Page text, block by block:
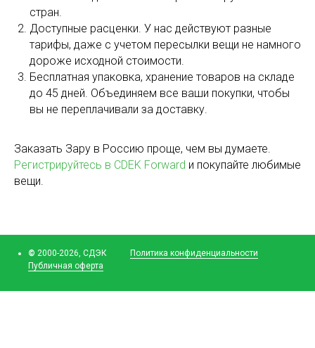
стран.
Доступные расценки. У нас действуют разные
тарифы, даже с учетом пересылки вещи не намного
дороже исходной стоимости.
Бесплатная упаковка, хранение товаров на складе
до 45 дней. Объединяем все ваши покупки, чтобы
вы не переплачивали за доставку.
Заказать Зару в Россию проще, чем вы думаете.
Регистрируйтесь в CDEK Forward и покупайте любимые
вещи.
© 2000-2026, СДЭК Политика конфиденциальности
Публичная оферта